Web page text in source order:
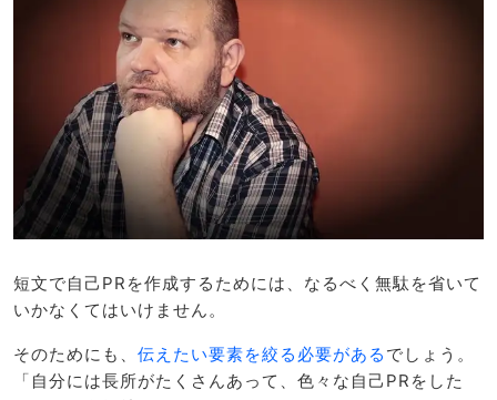
短文で自己PRを作成するためには、なるべく無駄を省いて
いかなくてはいけません。
そのためにも、 伝えたい要素を絞る必要がある でしょう。
「自分には長所がたくさんあって、色々な自己PRをした